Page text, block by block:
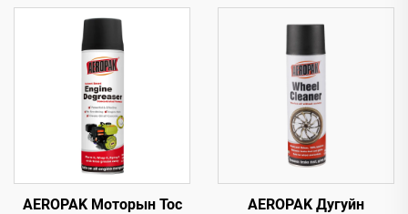
AEROPAK Моторын Тос
AEROPAK Дугуйн